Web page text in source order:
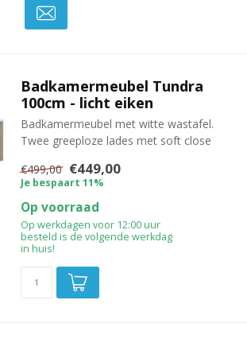
Badkamermeubel Tundra
100cm - licht eiken
Badkamermeubel met witte wastafel.
Twee greeploze lades met soft close
€499,00 €449,00
Je bespaart 11%
Op voorraad
Op werkdagen voor 12:00 uur
besteld is de volgende werkdag
in huis!